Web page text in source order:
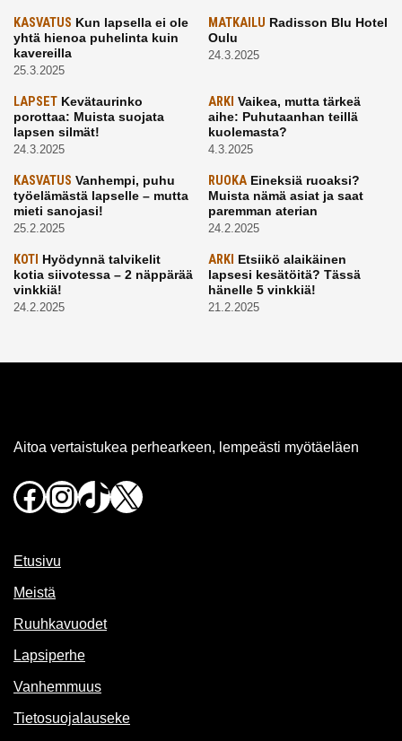
KASVATUS Kun lapsella ei ole
yhtä hienoa puhelinta kuin
kavereilla
25.3.2025
MATKAILU Radisson Blu Hotel
Oulu
24.3.2025
LAPSET Kevätaurinko
porottaa: Muista suojata
lapsen silmät!
24.3.2025
ARKI Vaikea, mutta tärkeä
aihe: Puhutaanhan teillä
kuolemasta?
4.3.2025
KASVATUS Vanhempi, puhu
työelämästä lapselle – mutta
mieti sanojasi!
25.2.2025
RUOKAEineksiä ruoaksi?
Muista nämä asiat ja saat
paremman aterian
24.2.2025
KOTI Hyödynnä talvikelit
kotia siivotessa – 2 näppärää
vinkkiä!
24.2.2025
ARKI Etsiikö alaikäinen
lapsesi kesätöitä? Tässä
hänelle 5 vinkkiä!
21.2.2025
Aitoa vertaistukea perhearkeen, lempeästi myötäeläen
Facebook
Instagram
TikTok
X
Etusivu
Meistä
Ruuhkavuodet
Lapsiperhe
Vanhemmuus
Tietosuojalauseke